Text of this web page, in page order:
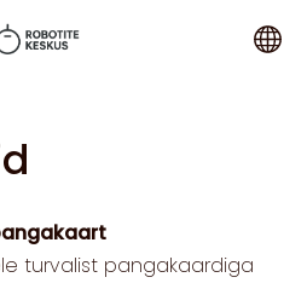
turvalist pangakaardiga